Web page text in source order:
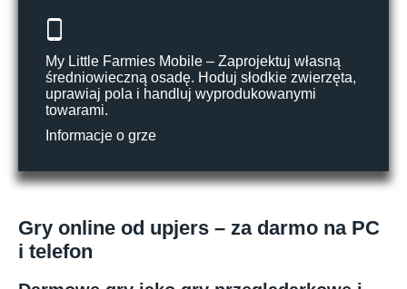
My Little Farmies Mobile – Zaprojektuj własną
średniowieczną osadę. Hoduj słodkie zwierzęta,
uprawiaj pola i handluj wyprodukowanymi
towarami.
Informacje o grze
Gry online od upjers – za darmo na PC
i telefon